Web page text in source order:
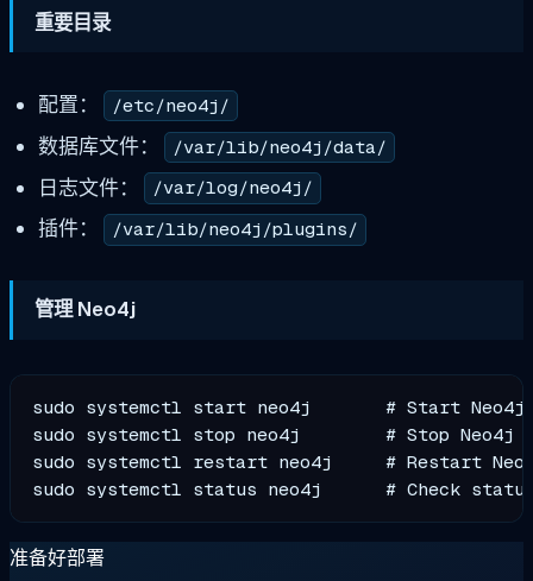
重要目录
配置： /etc/neo4j/
数据库文件： /var/lib/neo4j/data/
日志文件： /var/log/neo4j/
插件： /var/lib/neo4j/plugins/
管理 Neo4j
sudo systemctl start neo4j       # Start Neo4j
sudo systemctl stop neo4j        # Stop Neo4j
sudo systemctl restart neo4j     # Restart
准备好部署